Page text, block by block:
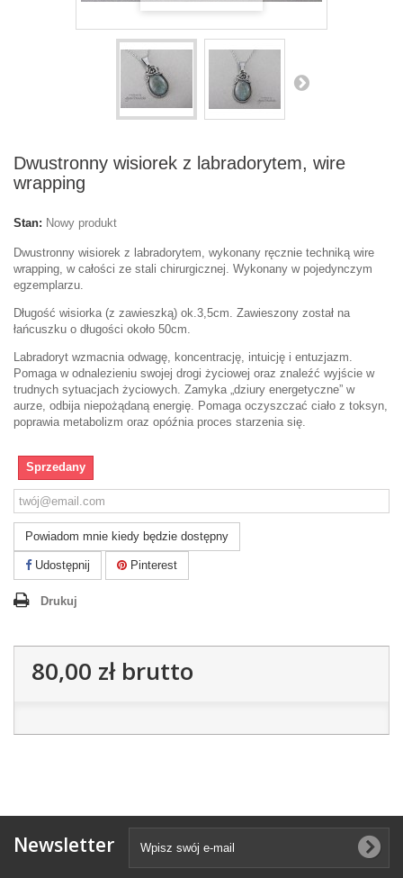
Dwustronny wisiorek z labradorytem, wire
wrapping
Stan: Nowy produkt
Dwustronny wisiorek z labradorytem, wykonany ręcznie techniką wire
wrapping, w całości ze stali chirurgicznej. Wykonany w pojedynczym
egzemplarzu.
Długość wisiorka (z zawieszką) ok.3,5cm. Zawieszony został na
łańcuszku o długości około 50cm.
Labradoryt wzmacnia odwagę, koncentrację, intuicję i entuzjazm.
Pomaga w odnalezieniu swojej drogi życiowej oraz znaleźć wyjście w
trudnych sytuacjach życiowych. Zamyka „dziury energetyczne” w
aurze, odbija niepożądaną energię. Pomaga oczyszczać ciało z toksyn,
poprawia metabolizm oraz opóźnia proces starzenia się.
Sprzedany
Powiadom mnie kiedy będzie dostępny
Udostępnij Pinterest
Drukuj
80,00 złbrutto
Newsletter